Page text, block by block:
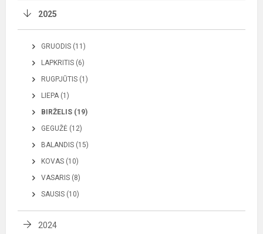
2025
GRUODIS (11)
LAPKRITIS (6)
RUGPJŪTIS (1)
LIEPA (1)
BIRŽELIS (19)
GEGUŽĖ (12)
BALANDIS (15)
KOVAS (10)
VASARIS (8)
SAUSIS (10)
2024